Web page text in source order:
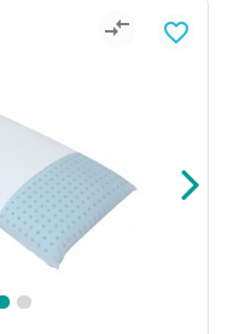
compare_arrows favorite_border